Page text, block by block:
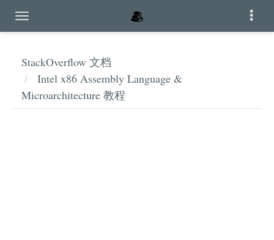
StackOverflow 文档
Intel x86 Assembly Language &
Microarchitecture 教程